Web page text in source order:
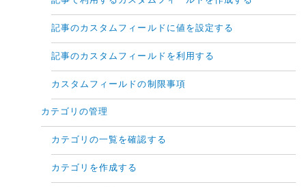
記事のカスタムフィールドに値を設定する
記事のカスタムフィールドを利用する
カスタムフィールドの制限事項
カテゴリの管理
カテゴリの一覧を確認する
カテゴリを作成する